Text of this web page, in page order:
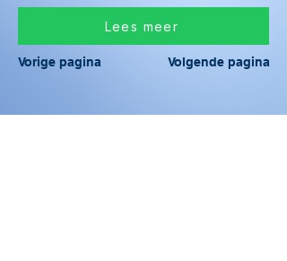
Lees meer
Vorige pagina Volgende pagina